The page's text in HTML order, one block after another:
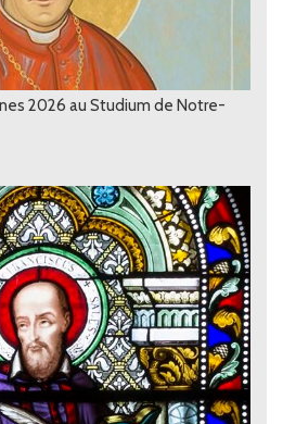
2026 au Studium de Notre-